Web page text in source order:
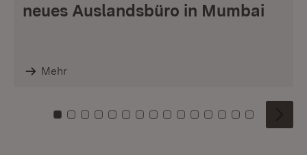
neues Auslandsbüro in Mumbai
Mehr
Zu Kachel: 0
Zu Kachel: 1
Zu Kachel: 2
Zu Kachel: 3
Zu Kachel: 4
Zu Kachel: 5
Zu Kachel: 6
Zu Kachel: 7
Zu Kachel: 8
Zu Kachel: 9
Zu Kachel: 10
Zu Kachel: 11
Zu Kachel: 12
Zu Kachel:
Zu